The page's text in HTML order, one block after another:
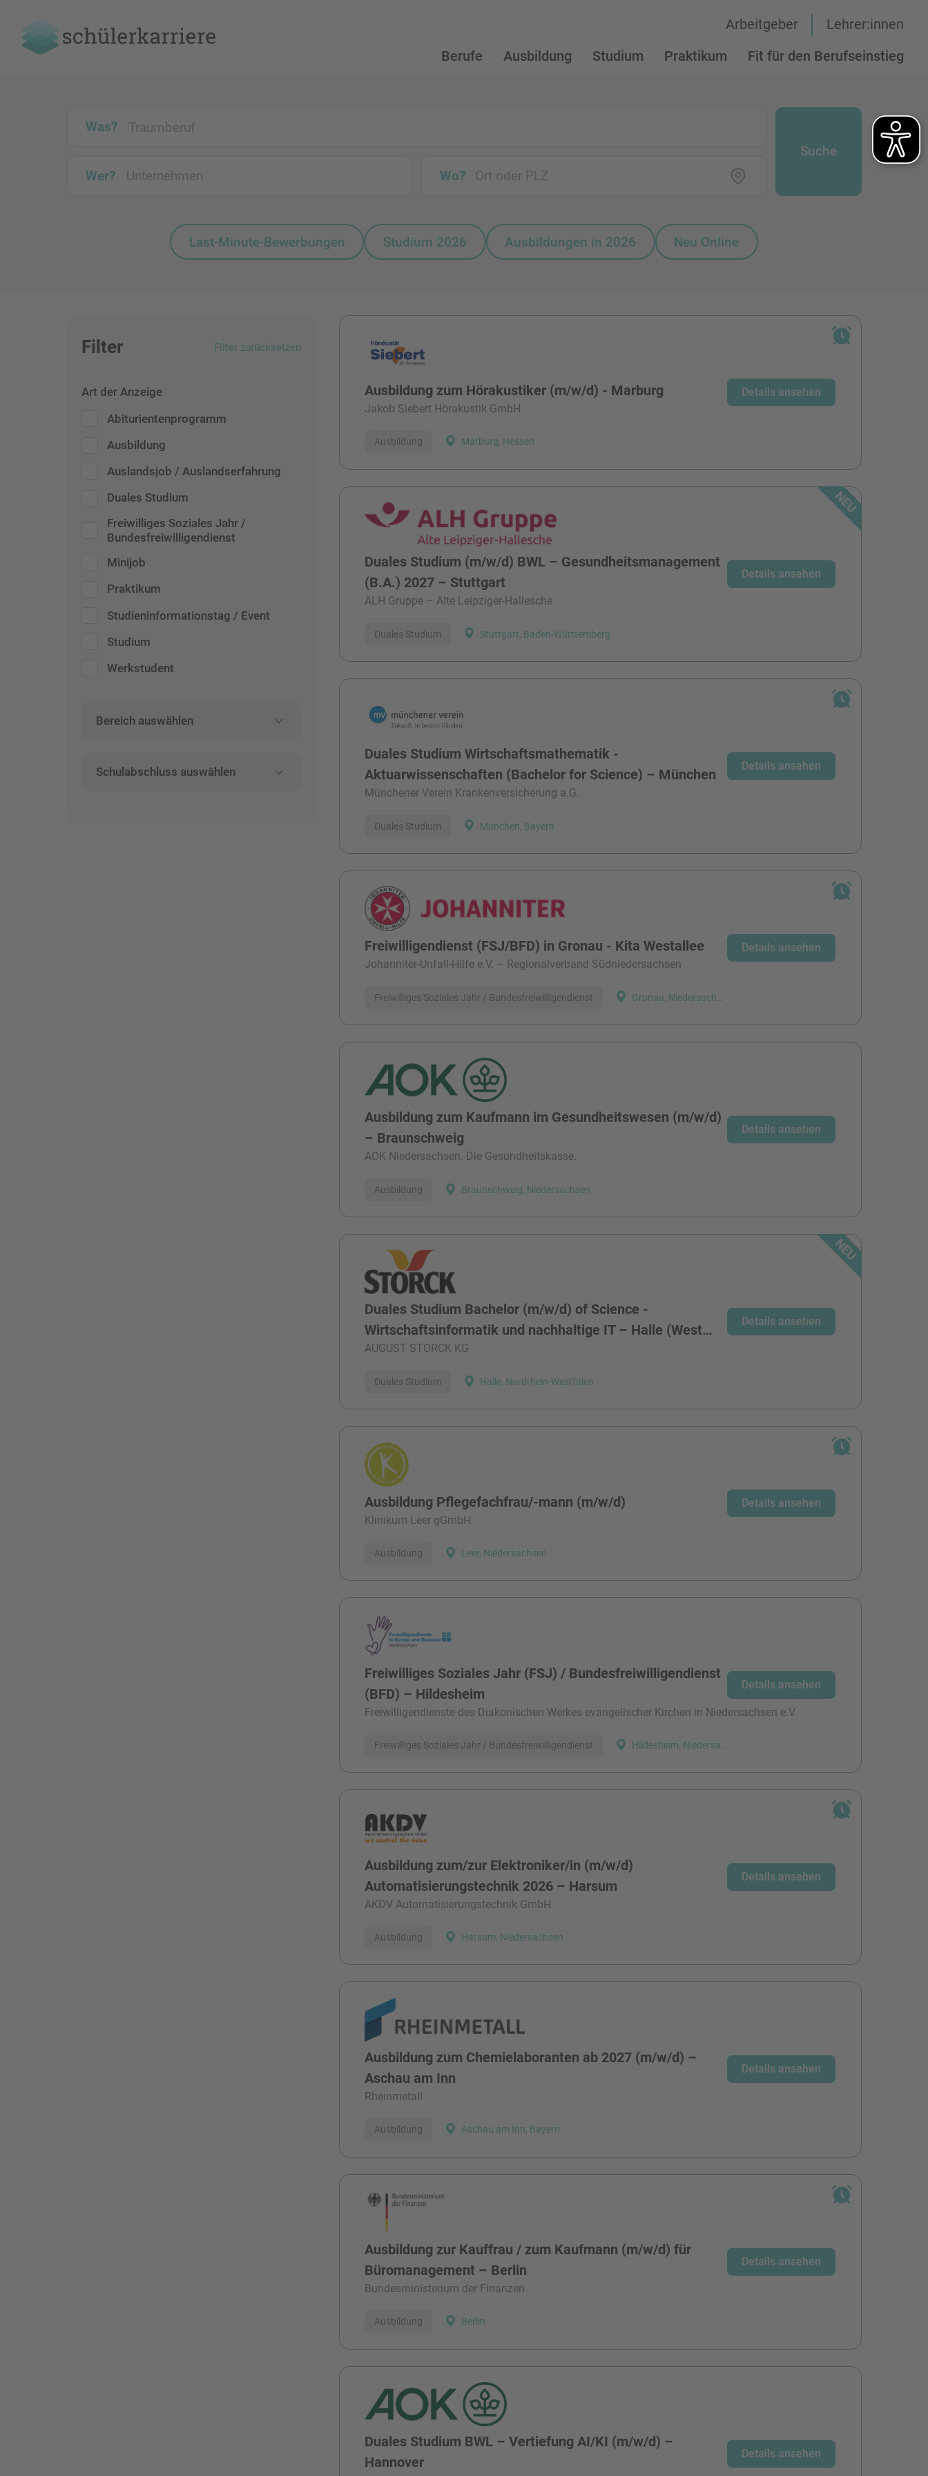
Berufe Ausbildung Studium Praktikum Fit für den Berufseinstieg
Arbeitgeber Lehrer:innen
Was?
Wer? Wo?
Suche
Last-Minute-Bewerbungen Studium 2026 Ausbildungen in 2026 Neu Online
Filter Filter zurücksetzen
Art der Anzeige
Abiturientenprogramm
Ausbildung
Auslandsjob / Auslandserfahrung
Duales Studium
Freiwilliges Soziales Jahr /
Bundesfreiwilligendienst
Minijob
Praktikum
Studieninformationstag / Event
Studium
Werkstudent
Bereich auswählen
Schulabschluss auswählen
Alle Stellen
Ausbildung zum Hörakustiker (m/w/d) - Marburg
Jakob Siebert Hörakustik GmbH
Marburg, Hessen
Ausbildung
Details ansehen
Duales Studium (m/w/d) BWL – Gesundheitsmanagement
(B.A.) 2027 – Stuttgart
ALH Gruppe – Alte Leipziger-Hallesche
Stuttgart, Baden-Württemberg
Duales Studium
Details ansehen
Duales Studium Wirtschaftsmathematik -
Aktuarwissenschaften (Bachelor for Science) – München
Münchener Verein Krankenversicherung a.G.
München, Bayern
Duales Studium
Details ansehen
Freiwilligendienst (FSJ/BFD) in Gronau - Kita Westallee
Johanniter-Unfall-Hilfe e.V. – Regionalverband Südniedersachsen
Gronau, Niedersachsen
Freiwilliges Soziales Jahr / Bundesfreiwilligendienst
Details ansehen
Ausbildung zum Kaufmann im Gesundheitswesen (m/w/d)
– Braunschweig
AOK Niedersachsen. Die Gesundheitskasse.
Braunschweig, Niedersachsen
Ausbildung
Details ansehen
Duales Studium Bachelor (m/w/d) of Science -
Wirtschaftsinformatik und nachhaltige IT – Halle (West…
AUGUST STORCK KG
Halle, Nordrhein-Westfalen
Duales Studium
Details ansehen
Ausbildung Pflegefachfrau/-mann (m/w/d)
Klinikum Leer gGmbH
Leer, Niedersachsen
Ausbildung
Details ansehen
Freiwilliges Soziales Jahr (FSJ) / Bundesfreiwilligendienst
(BFD) – Hildesheim
Freiwilligendienste des Diakonischen Werkes evangelischer Kirchen in Niedersachsen e.V.
Hildesheim, Niedersachsen
Freiwilliges Soziales Jahr / Bundesfreiwilligendienst
Details ansehen
Ausbildung zum/zur Elektroniker/in (m/w/d)
Automatisierungstechnik 2026 – Harsum
AKDV Automatisierungstechnik GmbH
Harsum, Niedersachsen
Ausbildung
Details ansehen
Ausbildung zum Chemielaboranten ab 2027 (m/w/d) –
Aschau am Inn
Rheinmetall
Aschau am Inn, Bayern
Ausbildung
Details ansehen
Ausbildung zur Kauffrau / zum Kaufmann (m/w/d) für
Büromanagement – Berlin
Bundesministerium der Finanzen
Berlin
Ausbildung
Details ansehen
Duales Studium BWL – Vertiefung AI/KI (m/w/d) –
Hannover
Details ansehen